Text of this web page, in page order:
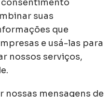
consentimento
suas
que
e usá-las para
nossos serviços,
nossas mensagens de